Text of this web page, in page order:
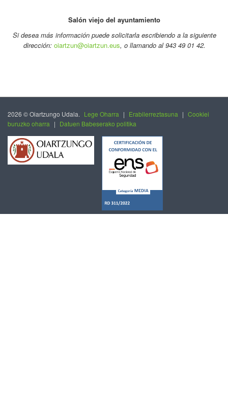
Salón viejo del ayuntamiento
Si desea más información puede solicitarla escribiendo a la siguiente
dirección: oiartzun@oiartzun.eus, o llamando al 943 49 01 42.
2026 © Oiartzungo Udala. Lege Oharra | Erabilerreztasuna | Cookiei
buruzko oharra | Datuen Babeserako politika